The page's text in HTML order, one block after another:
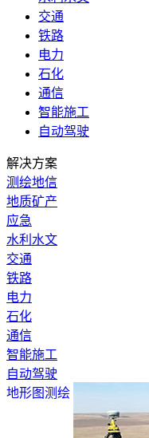
交通
铁路
电力
石化
通信
智能施工
自动驾驶
解决方案
测绘地信
地质矿产
应急
水利水文
交通
铁路
电力
石化
通信
智能施工
自动驾驶
地形图测绘